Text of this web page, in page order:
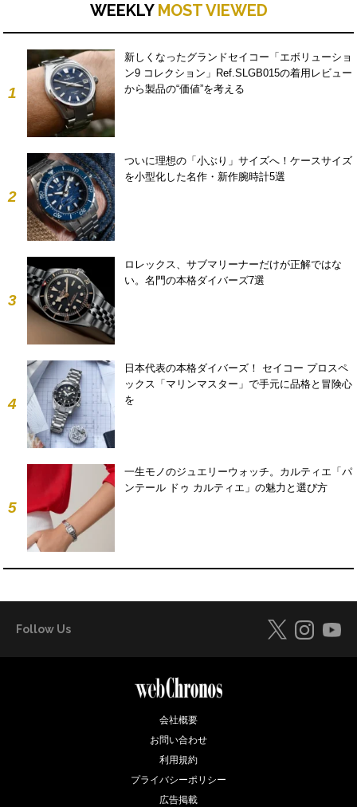
WEEKLY MOST VIEWED
1
新しくなったグランドセイコー「エボリューショ
ン9 コレクション」Ref.SLGB015の着用レビュー
から製品の“価値”を考える
2
ついに理想の「小ぶり」サイズへ！ケースサイズ
を小型化した名作・新作腕時計5選
3
ロレックス、サブマリーナーだけが正解ではな
い。名門の本格ダイバーズ7選
4
日本代表の本格ダイバーズ！ セイコー プロスペ
ックス「マリンマスター」で手元に品格と冒険心
を
5
一生モノのジュエリーウォッチ。カルティエ「パ
ンテール ドゥ カルティエ」の魅力と選び方
Follow Us
会社概要
お問い合わせ
利用規約
プライバシーポリシー
広告掲載